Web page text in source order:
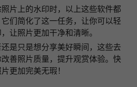
片上的水印时，以上这些软件都
们简化了这一任务，让你可以轻
让照片更加干净和清晰。
是只是想分享美好瞬间，这些去
善照片质量，提升观赏体验。快
更加完美无瑕！